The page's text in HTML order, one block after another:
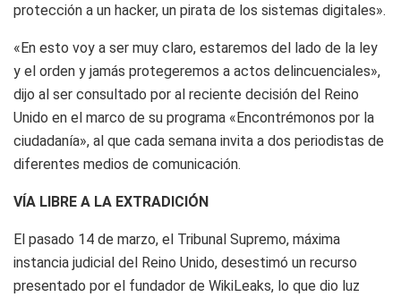
protección a un hacker, un pirata de los sistemas digitales».
«En esto voy a ser muy claro, estaremos del lado de la ley
y el orden y jamás protegeremos a actos delincuenciales»,
dijo al ser consultado por al reciente decisión del Reino
Unido en el marco de su programa «Encontrémonos por la
ciudadanía», al que cada semana invita a dos periodistas de
diferentes medios de comunicación.
VÍA LIBRE A LA EXTRADICIÓN
El pasado 14 de marzo, el Tribunal Supremo, máxima
instancia judicial del Reino Unido, desestimó un recurso
presentado por el fundador de WikiLeaks, lo que dio luz